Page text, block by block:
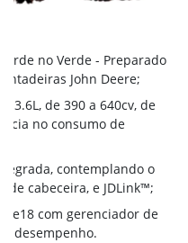
no Verde - Preparado
John Deere;
13.6L, de 390 a 640cv, de
no consumo de
contemplando o
de cabeceira, e JDLink™;
e18 com gerenciador de
desempenho.